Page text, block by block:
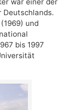
Deutschlands.
und
bis 1997